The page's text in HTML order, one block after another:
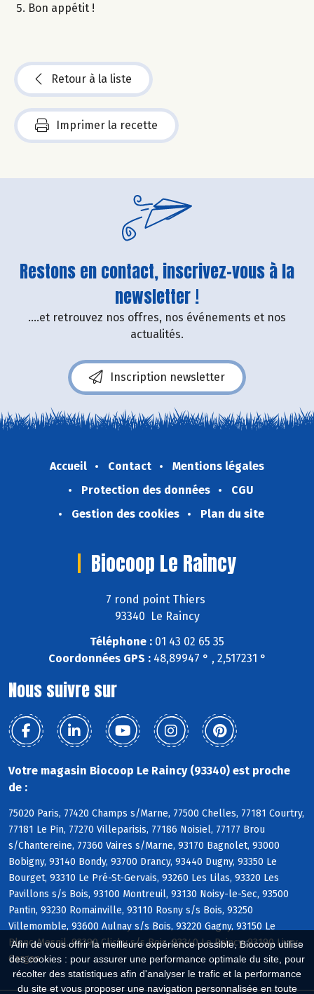
Afin de vous offrir la meilleure expérience possible, Biocoop utilise
des cookies : pour assurer une performance optimale du site, pour
récolter des statistiques afin d'analyser le trafic et la performance
du site et vous proposer une navigation personnalisée en toute
Bon appétit !
Retour à la liste
Imprimer la recette
Restons en contact, inscrivez-vous à la
newsletter !
....et retrouvez nos offres, nos événements et nos
actualités.
Inscription newsletter
Accueil Contact
Mentions légales
Protection des données
CGU
Gestion des cookies
Plan du site
Biocoop Le Raincy
7 rond point Thiers
93340 Le Raincy
Téléphone : 01 43 02 65 35
Coordonnées GPS :48,89947 ° , 2,517231 °
Nous suivre sur
Votre magasin Biocoop Le Raincy (93340) est proche
de :
75020 Paris, 77420 Champs s/Marne, 77500 Chelles, 77181 Courtry,
77181 Le Pin, 77270 Villeparisis, 77186 Noisiel, 77177 Brou
s/Chantereine, 77360 Vaires s/Marne, 93170 Bagnolet, 93000
Bobigny, 93140 Bondy, 93700 Drancy, 93440 Dugny, 93350 Le
Bourget, 93310 Le Pré-St-Gervais, 93260 Les Lilas, 93320 Les
Pavillons s/s Bois, 93100 Montreuil, 93130 Noisy-le-Sec, 93500
Pantin, 93230 Romainville, 93110 Rosny s/s Bois, 93250
Villemomble, 93600 Aulnay s/s Bois, 93220 Gagny, 93150 Le
Blanc-Mesnil, 93390 Clichy s/s Bois, 93340 Le Raincy, 93190 Livry-
Gargan